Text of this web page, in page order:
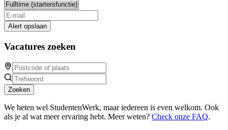
Alert opslaan
Vacatures zoeken
Zoeken
We heten wel StudentenWerk, maar iedereen is even welkom. Ook
als je al wat meer ervaring hebt. Meer weten? Check onze FAQ.